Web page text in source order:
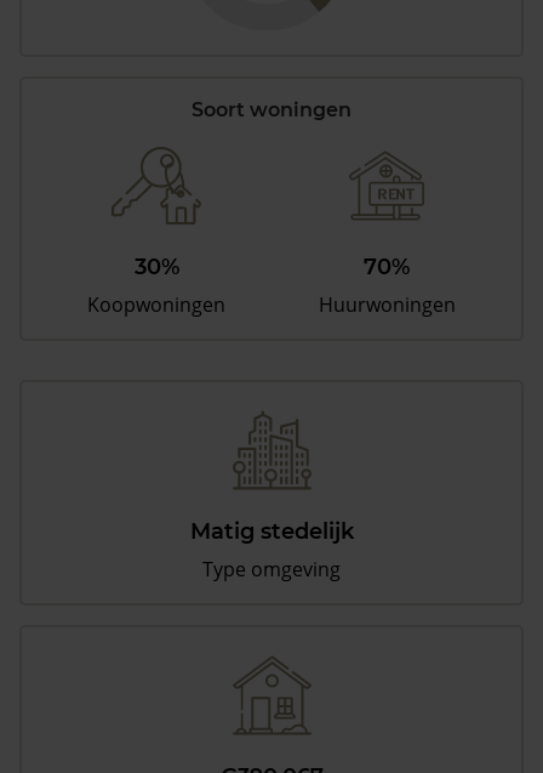
Soort woningen
30%
Koopwoningen
70%
Huurwoningen
Matig stedelijk
Type omgeving